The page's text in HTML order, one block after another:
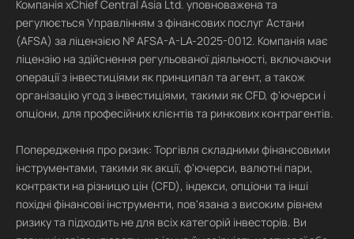
Компанія xChief Central Asia Ltd. уповноважена та
регулюється Управлінням з фінансових послуг Астани
(AFSA) за ліцензією № AFSA-A-LA-2025-0012. Компанія має
ліцензію на здійснення регульованої діяльності, включаючи
операції з інвестиціями як принципал та агент, а також
організацію угод з інвестиціями, такими як CFD, ф'ючерси і
опціони, для професійних клієнтів та ринкових контрагентів.
Попередження про ризик: Торгівля складними фінансовими
інструментами, такими як акції, ф'ючерси, валютні пари,
контракти на різницю цін (CFD), індекси, опціони та інші
похідні фінансові інструменти, пов'язана з високим рівнем
ризику та підходить не для всіх категорій інвесторів. Ви